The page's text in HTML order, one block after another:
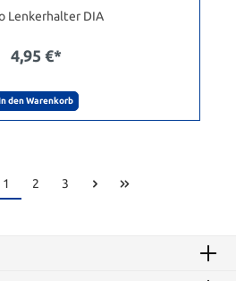
Lenkerhalter DIA
4,95 €*
den Warenkorb
1 2 3